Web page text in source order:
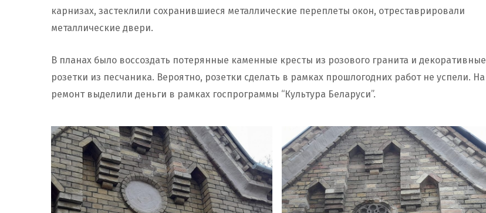
карнизах, застеклили сохранившиеся металлические переплеты окон, отреставрировали
металлические двери.
В планах было воссоздать потерянные каменные кресты из розового гранита и декоративные
розетки из песчаника. Вероятно, розетки сделать в рамках прошлогодних работ не успели. На
ремонт выделили деньги в рамках госпрограммы “Культура Беларуси”.